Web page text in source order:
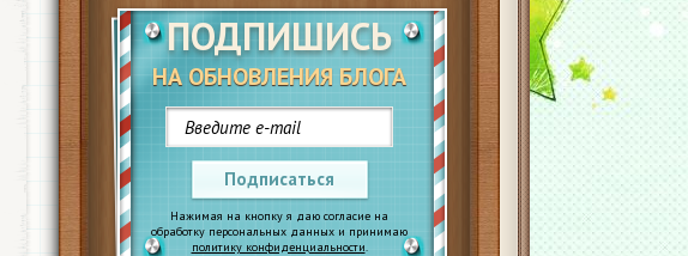
ПОДПИШИСЬ
НА ОБНОВЛЕНИЯ БЛОГА
Подписаться
Нажимая на кнопку я даю согласие на
обработку персональных данных и принимаю
политику конфиденциальности.